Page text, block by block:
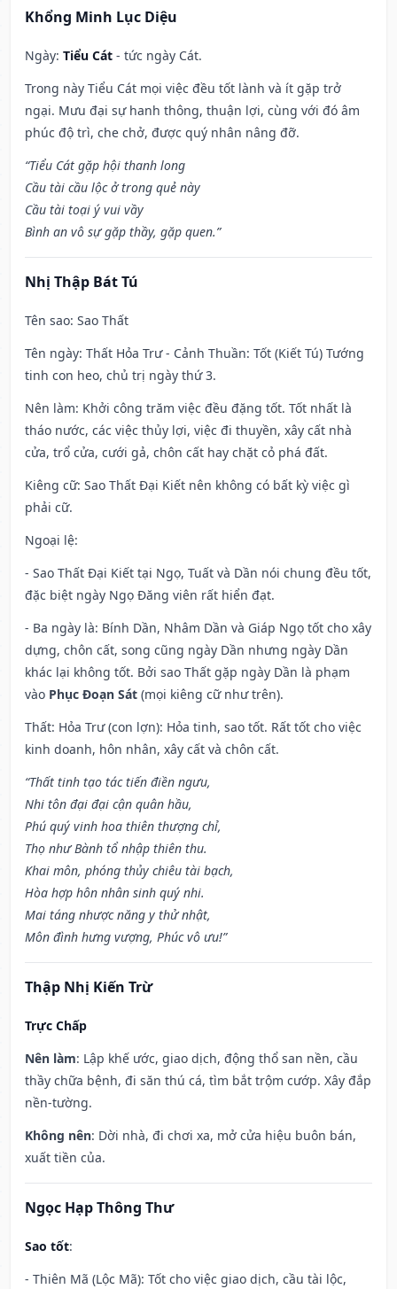
Khổng Minh Lục Diệu
Ngày: Tiểu Cát - tức ngày Cát.
Trong này Tiểu Cát mọi việc đều tốt lành và ít gặp trở
ngại. Mưu đại sự hanh thông, thuận lợi, cùng với đó âm
phúc độ trì, che chở, được quý nhân nâng đỡ.
“Tiểu Cát gặp hội thanh long
Cầu tài cầu lộc ở trong quẻ này
Cầu tài toại ý vui vầy
Bình an vô sự gặp thầy, gặp quen.”
Nhị Thập Bát Tú
Tên sao: Sao Thất
Tên ngày: Thất Hỏa Trư - Cảnh Thuần: Tốt (Kiết Tú) Tướng
tinh con heo, chủ trị ngày thứ 3.
Nên làm: Khởi công trăm việc đều đặng tốt. Tốt nhất là
tháo nước, các việc thủy lợi, việc đi thuyền, xây cất nhà
cửa, trổ cửa, cưới gả, chôn cất hay chặt cỏ phá đất.
Kiêng cữ: Sao Thất Đại Kiết nên không có bất kỳ việc gì
phải cữ.
Ngoại lệ:
- Sao Thất Đại Kiết tại Ngọ, Tuất và Dần nói chung đều tốt,
đặc biệt ngày Ngọ Đăng viên rất hiển đạt.
- Ba ngày là: Bính Dần, Nhâm Dần và Giáp Ngọ tốt cho xây
dựng, chôn cất, song cũng ngày Dần nhưng ngày Dần
khác lại không tốt. Bởi sao Thất gặp ngày Dần là phạm
vào Phục Đoạn Sát (mọi kiêng cữ như trên).
Thất: Hỏa Trư (con lợn): Hỏa tinh, sao tốt. Rất tốt cho việc
kinh doanh, hôn nhân, xây cất và chôn cất.
“Thất tinh tạo tác tiến điền ngưu,
Nhi tôn đại đại cận quân hầu,
Phú quý vinh hoa thiên thượng chỉ,
Thọ như Bành tổ nhập thiên thu.
Khai môn, phóng thủy chiêu tài bạch,
Hòa hợp hôn nhân sinh quý nhi.
Mai táng nhược năng y thử nhật,
Môn đình hưng vượng, Phúc vô ưu!”
Thập Nhị Kiến Trừ
Trực Chấp
Nên làm: Lập khế ước, giao dịch, động thổ san nền, cầu
thầy chữa bệnh, đi săn thú cá, tìm bắt trộm cướp. Xây đắp
nền-tường.
Không nên: Dời nhà, đi chơi xa, mở cửa hiệu buôn bán,
xuất tiền của.
Ngọc Hạp Thông Thư
Sao tốt:
- Thiên Mã (Lộc Mã): Tốt cho việc giao dịch, cầu tài lộc,